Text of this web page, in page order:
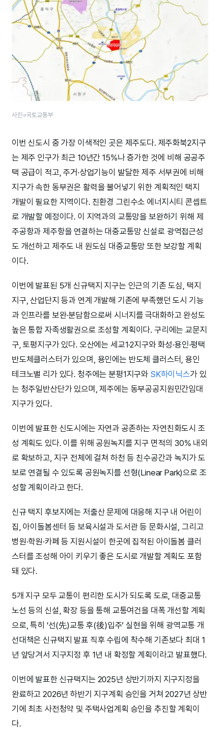
사진=국토교통부
이번 신도시 중 가장 이색적인 곳은 제주도다. 제주화북2지구
는 제주 인구가 최근 10년간 15%나 증가한 것에 비해 공공주
택 공급이 적고, 주거·상업기능이 발달한 제주 서부권에 비해
지구가 속한 동부권은 활력을 불어넣기 위한 계획적인 택지
개발이 필요한 지역이다. 친환경 그린수소 에너지시티 콘셉트
로 개발할 예정이다. 이 지역과의 교통망을 보완하기 위해 제
주공항과 제주항을 연결하는 대중교통망 신설로 광역접근성
도 개선하고 제주도 내 원도심 대중교통망 또한 보강할 계획
이다.
이번에 발표된 5개 신규택지 지구는 인근의 기존 도심, 택지
지구, 산업단지 등과 연계 개발해 기존에 부족했던 도시 기능
과 인프라를 보완·분담함으로써 시너지를 극대화하고 완성도
높은 통합 자족생활권으로 조성할 계획이다. 구리에는 교문지
구, 토평지구가 있다. 오산에는 세교1·2지구와 화성·용인·평택
반도체클러스터가 있으며, 용인에는 반도체 클러스터, 용인
테크노밸 리가 있다. 청주에는 분평1지구와 SK하이닉스가 있
는 청주일반산단가 있으며, 제주에는 동부공공지원민간임대
지구가 있다.
이번에 발표한 신도시에는 자연과 공존하는 자연친화도시 조
성 계획도 있다. 이를 위해 공원녹지를 지구 면적의 30% 내외
로 확보하고, 지구 전체에 걸쳐 하천 등 친수공간과 녹지가 도
보로 연결될 수 있도록 공원녹지를 선형(Linear Park)으로 조
성할 계획이라고 한다.
신규 택지 후보지에는 저출산 문제에 대응해 지구 내 어린이
집, 아이돌봄센터 등 보육시설과 도서관 등 문화시설, 그리고
병원·학원·카페 등 지원시설이 한곳에 집적된 아이돌봄 클러
스터를 조성해 아이 키우기 좋은 도시로 개발할 계획도 포함
돼 있다.
5개 지구 모두 교통이 편리한 도시가 되도록 도로, 대중교통
노선 등의 신설, 확장 등을 통해 교통여건을 대폭 개선할 계획
으로, 특히 ‘선(先)교통 후(後)입주’ 실현을 위해 광역교통 개
선대책은 신규택지 발표 직후 수립에 착수해 기존보다 최대 1
년 앞당겨서 지구지정 후 1년 내 확정할 계획이라고 발표했다.
이번에 발표한 신규택지는 2025년 상반기까지 지구지정을
완료하고 2026년 하반기 지구계획 승인을 거쳐 2027년 상반
기에 최초 사전청약 및 주택사업계획 승인을 추진할 계획이
다.